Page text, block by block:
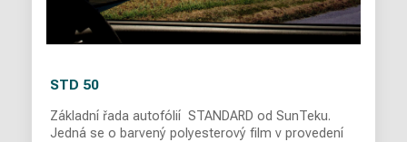
STD 50
Základní řada autofólií STANDARD od SunTeku.
Jedná se o barvený polyesterový film v provedení